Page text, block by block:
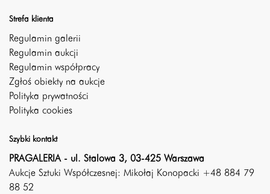
Strefa klienta
Regulamin galerii
Regulamin aukcji
Regulamin współpracy
Zgłoś obiekty na aukcje
Polityka prywatności
Polityka cookies
Szybki kontakt
PRAGALERIA - ul. Stalowa 3, 03-425 Warszawa
Aukcje Sztuki Współczesnej: Mikołaj Konopacki +48 884 79
88 52